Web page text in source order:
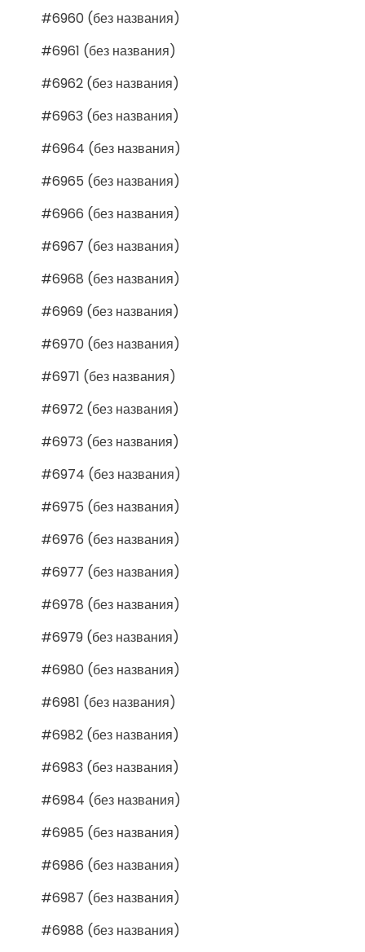
#6960 (без названия)
#6961 (без названия)
#6962 (без названия)
#6963 (без названия)
#6964 (без названия)
#6965 (без названия)
#6966 (без названия)
#6967 (без названия)
#6968 (без названия)
#6969 (без названия)
#6970 (без названия)
#6971 (без названия)
#6972 (без названия)
#6973 (без названия)
#6974 (без названия)
#6975 (без названия)
#6976 (без названия)
#6977 (без названия)
#6978 (без названия)
#6979 (без названия)
#6980 (без названия)
#6981 (без названия)
#6982 (без названия)
#6983 (без названия)
#6984 (без названия)
#6985 (без названия)
#6986 (без названия)
#6987 (без названия)
#6988 (без названия)